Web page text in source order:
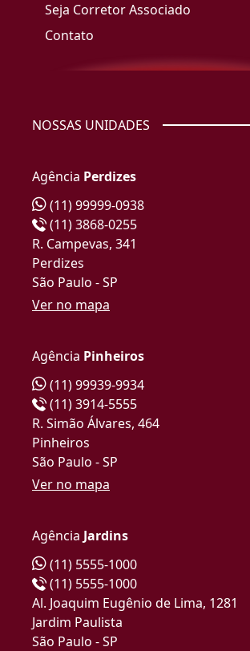
Seja Corretor Associado
Contato
NOSSAS UNIDADES
Agência Perdizes
(11) 99999-0938
(11) 3868-0255
R. Campevas, 341
Perdizes
São Paulo - SP
Ver no mapa
Agência Pinheiros
(11) 99939-9934
(11) 3914-5555
R. Simão Álvares, 464
Pinheiros
São Paulo - SP
Ver no mapa
Agência Jardins
(11) 5555-1000
(11) 5555-1000
Al. Joaquim Eugênio de Lima, 1281
Jardim Paulista
São Paulo - SP